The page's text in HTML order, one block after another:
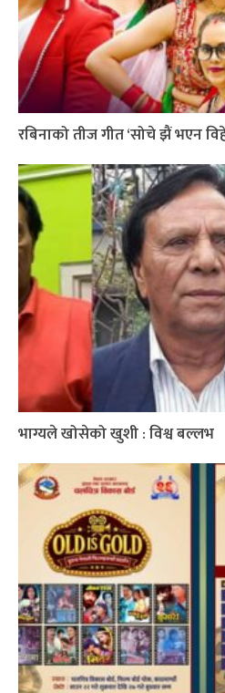
रबिनाको तीज गीत ‘सोचे झैं भएन
भाग्यले खोसेको खुशी : विश्व बल्लभ